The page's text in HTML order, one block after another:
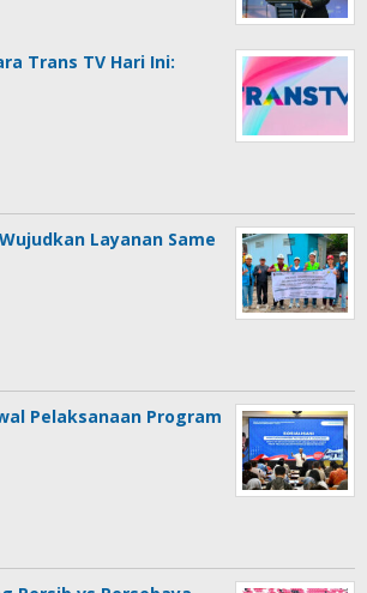
Trans TV Hari Ini:
Layanan Same
Pelaksanaan Program